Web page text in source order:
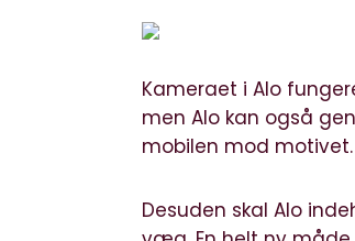
Kameraet i Alo
men Alo kan også
mobilen mod motivet.
Desuden skal Alo